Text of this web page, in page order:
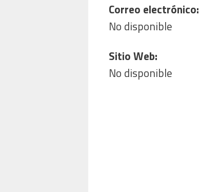
Correo electrónico:
No disponible
Sitio Web:
No disponible